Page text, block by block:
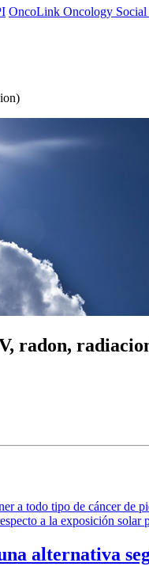
OncoLink Oncology
radon,
todo tipo de cáncer de
a la exposición solar
alternativa